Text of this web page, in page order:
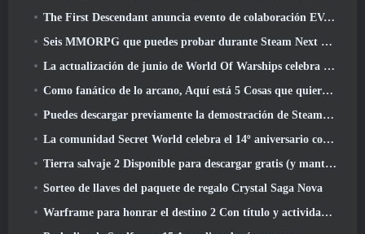
The First Descendant anuncia evento de colaboración EVANGELION
Seis MMORPG que puedes probar durante Steam Next Fest
La actualización de junio de World Of Warships celebra el Día de la Independencia de EE. UU. con una nueva campaña narrativa
Como fanático de lo arcano, Aquí está 5 Cosas que quiero ver del MMO de Riot
Puedes descargar previamente la demostración de Steam Next Fest de Embers Of The Uncrowned Tomorrow
La comunidad Secret World celebra el 14º aniversario con un misterio que deberán resolver juntos
Tierra salvaje 2 Disponible para descargar gratis (y mantener) Por tiempo limitado
Sorteo de llaves del paquete de regalo Crystal Saga Nova
Warframe para honrar el destino 2 Con título y actividad especial en el juego